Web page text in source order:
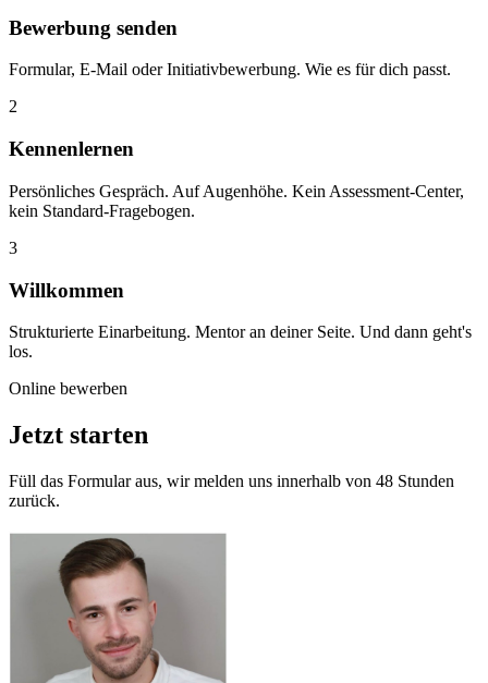
Bewerbung senden
Formular, E-Mail oder Initiativbewerbung. Wie es für dich passt.
2
Kennenlernen
Persönliches Gespräch. Auf Augenhöhe. Kein Assessment-Center,
kein Standard-Fragebogen.
3
Willkommen
Strukturierte Einarbeitung. Mentor an deiner Seite. Und dann geht's
los.
Online bewerben
Jetzt starten
Füll das Formular aus, wir melden uns innerhalb von 48 Stunden
zurück.